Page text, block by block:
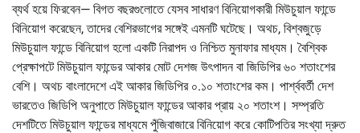
ব্যর্থ হয়ে ফিরবেন— বিগত বছরগুলোতে যেসব সাধারণ বিনিয়োগকারী মিউচুয়াল ফান্ডে
বিনিয়োগ করেছেন, তাদের বেশিরভাগের সঙ্গেই এমনটি ঘটেছে। অথচ, বিশ্বজুড়ে
মিউচুয়াল ফান্ডে বিনিয়োগ হলো একটি নিরাপদ ও নিশ্চিত মুনাফার মাধ্যম। বৈশ্বিক
প্রেক্ষাপটে মিউচুয়াল ফান্ডের আকার মোট দেশজ উৎপাদন বা জিডিপির ৬০ শতাংশের
বেশি। অথচ বাংলাদেশে এই আকার জিডিপির ০.১০ শতাংশের কম। পার্শ্ববর্তী দেশ
ভারতেও জিডিপি অনুপাতে মিউচুয়াল ফান্ডের আকার প্রায় ২০ শতাংশ। সম্প্রতি
দেশটিতে মিউচুয়াল ফান্ডের মাধ্যমে পুঁজিবাজারে বিনিয়োগ করে কোটিপতির সংখ্যা দ্রুত